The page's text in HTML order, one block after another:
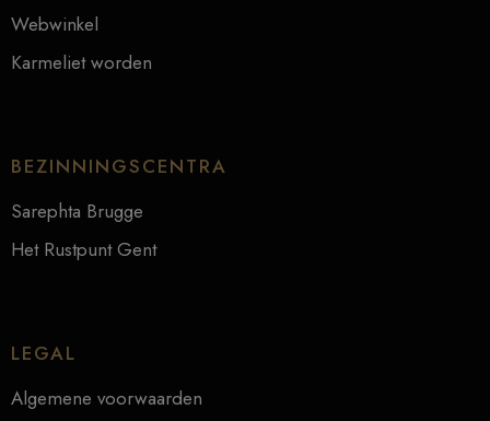
Webwinkel
Karmeliet worden
BEZINNINGSCENTRA
Sarephta Brugge
Het Rustpunt Gent
LEGAL
Algemene voorwaarden